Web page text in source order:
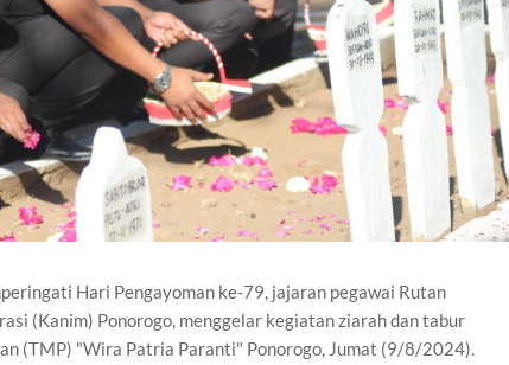
Hari Pengayoman ke-79, jajaran pegawai Rutan
(Kanim) Ponorogo, menggelar kegiatan ziarah dan tabur
(TMP) "Wira Patria Paranti" Ponorogo, Jumat (9/8/2024).